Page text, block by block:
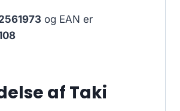
og EAN er
af Taki